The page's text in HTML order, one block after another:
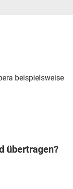
beispielsweise
übertragen?